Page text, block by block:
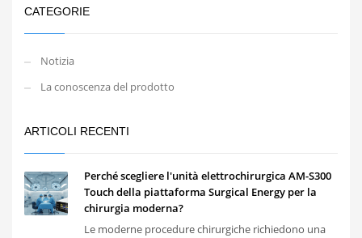
CATEGORIE
Notizia
La conoscenza del prodotto
ARTICOLI RECENTI
Perché scegliere l'unità elettrochirurgica AM-S300
Touch della piattaforma Surgical Energy per la
chirurgia moderna?
Le moderne procedure chirurgiche richiedono una